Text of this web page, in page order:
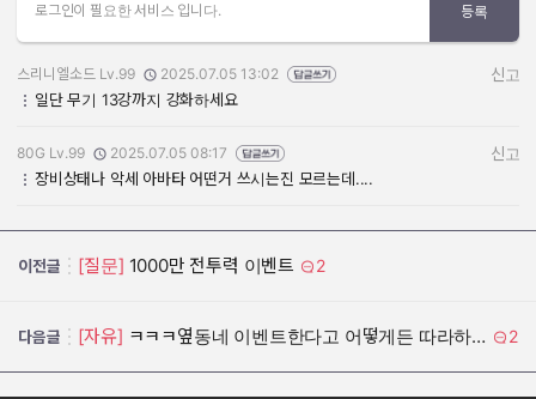
로그인이 필요한 서비스 입니다. 등록
작성자:
스리니엘소드 Lv.99
작성일:
2025.07.05 13:02
신고
일단 무기 13강까지 강화하세요
작성자:
80G Lv.99
작성일:
2025.07.05 08:17
신고
장비상태나 악세 아바타 어떤거 쓰시는진 모르는데....
이전글 [질문] 1000만 전투력 이벤트 2
다음글 [자유] ㅋㅋㅋ옆동네 이벤트한다고 어떻게든 따라하려고 발버둥치네 2